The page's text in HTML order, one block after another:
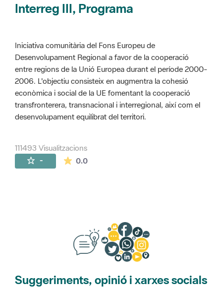
Interreg III, Programa
Iniciativa comunitària del Fons Europeu de
Desenvolupament Regional a favor de la cooperació
entre regions de la Unió Europea durant el període 2000-
2006. L'objectiu consisteix en augmentra la cohesió
econòmica i social de la UE fomentant la cooperació
transfronterera, transnacional i interregional, així com el
desenvolupament equilibrat del territori.
111493 Visualitzacions
- 0.0La mitjana de les valoracions és de 0
Suggeriments, opinió i xarxes socials